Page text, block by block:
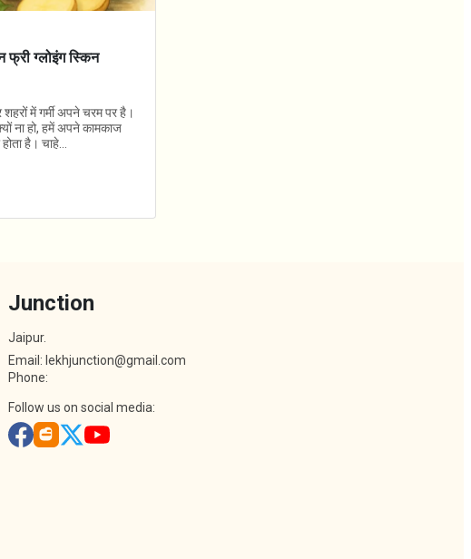
फ्री ग्लोइंग स्किन
में गर्मी अपने चरम पर है।
ना हो, हमें अपने कामकाज
है। चाहे...
Junction
Jaipur.
Email: lekhjunction@gmail.com
Phone:
Follow us on social media: